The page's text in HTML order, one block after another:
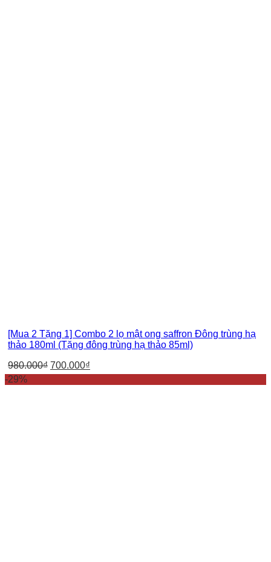
[Mua 2 Tặng 1] Combo 2 lọ mật ong saffron Đông trùng hạ
thảo 180ml (Tặng đông trùng hạ thảo 85ml)
980.000₫ 700.000₫
-29%